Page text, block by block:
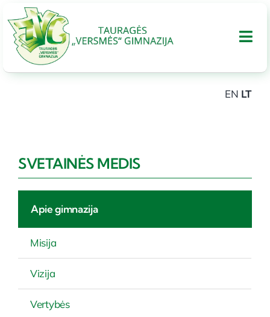
to
content
Tarptautinis bakalaureatas
Administracinė informacija
EN LT
SVETAINĖS MEDIS
Apie gimnazija
Misija
Vizija
Vertybės